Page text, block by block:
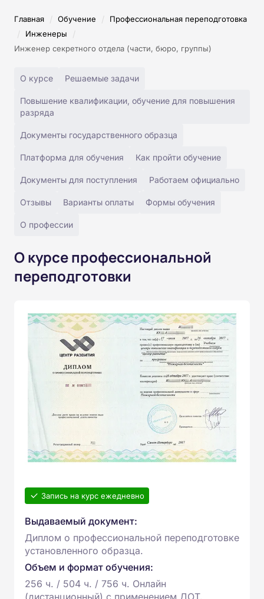
Главная / Обучение / Профессиональная переподготовка
/ Инженеры /
Инженер секретного отдела (части, бюро, группы)
О курсе Решаемые задачи
Повышение квалификации, обучение для повышения
разряда
Документы государственного образца
Платформа для обучения Как пройти обучение
Документы для поступления Работаем официально
Отзывы Варианты оплаты Формы обучения
О профессии
О курсе профессиональной
переподготовки
Запись на курс ежедневно
Выдаваемый документ:
Диплом о профессиональной переподготовке
установленного образца.
Объем и формат обучения:
256 ч. / 504 ч. / 756 ч. Онлайн
(дистанционный) с применением ДОТ.